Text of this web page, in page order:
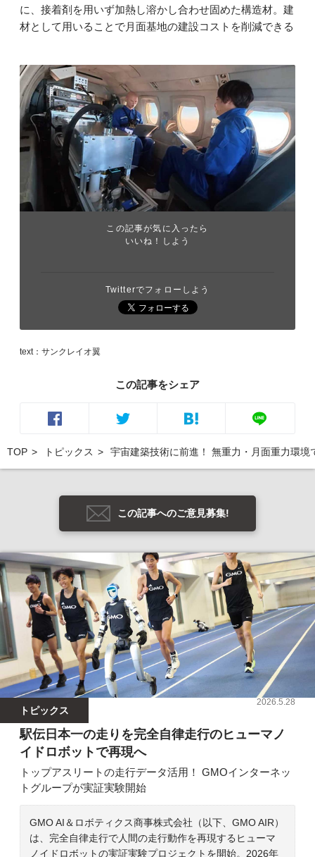
に、接着剤を用いず加熱し溶かし合わせ固めた構造材。建
材として用いることで月面基地の建設コストを削減できる
この記事が気に入ったら
いいね！しよう
Twitterでフォローしよう
text：サンクレイオ翼
この記事をシェア
TOP トピックス 宇宙建築技術に前進！ 無重力・月面重力環境
この記事へのご意見募集!
トピックス
2026.5.28
駅伝日本一の走りを完全自律走行のヒューマノ
イドロボットで再現へ
トップアスリートの走行データ活用！ GMOインターネッ
トグループが実証実験開始
GMO AI＆ロボティクス商事株式会社（以下、GMO AIR）
は、完全自律走行で人間の走行動作を再現するヒューマ
ノイドロボットの実証実験プロジェクトを開始。2026年